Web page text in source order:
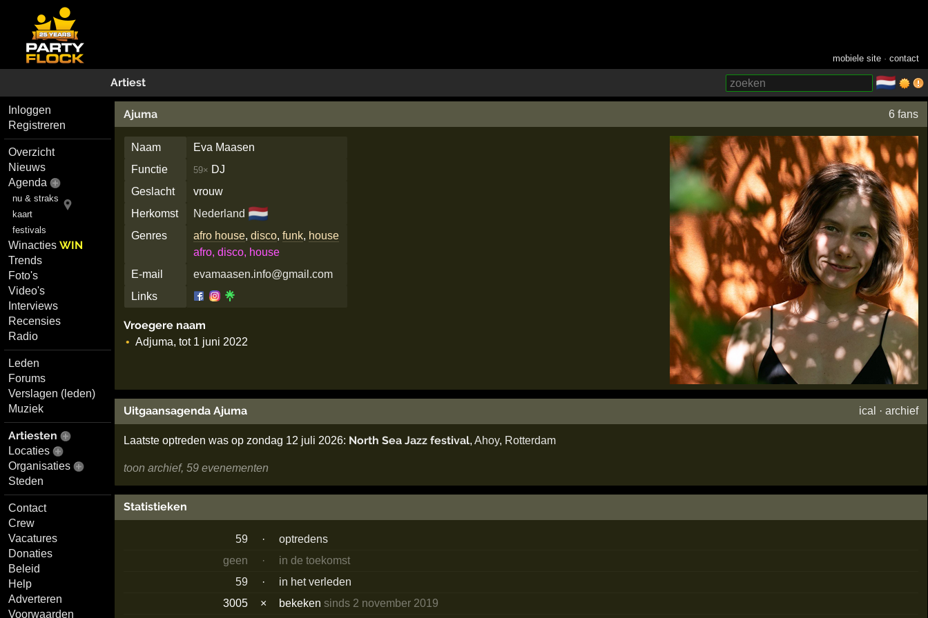
mobiele site ·contact
Artiest 🇳🇱
Inloggen
Registreren
Overzicht
Nieuws
Agenda
nu & straks
kaart
festivals
WinactiesWIN
Trends
Foto's
Video's
Interviews
Recensies
Radio
Leden
Forums
Verslagen (leden)
Muziek
Artiesten
Locaties
Organisaties
Steden
Contact
Crew
Vacatures
Donaties
Beleid
Help
Adverteren
Voorwaarden
Ajuma 6 fans
Naam
Eva Maasen
Functie
59× DJ
Geslacht
vrouw
Herkomst
Nederland 🇳🇱
Genres afro house,disco,funk, house
afro, disco, house
E-mail
evamaasen.info@gmail.com
Links
Vroegere naam
Adjuma, tot 1 juni 2022
Uitgaansagenda Ajuma ical ·archief
Laatste optreden was op zondag 12 juli 2026: North Sea Jazz festival, Ahoy, Rotterdam
toon archief, 59 evenementen
Statistieken
59 ·
optredens
geen
·
in de toekomst
59
·
in het verleden
3005
× bekekensinds 2 november 2019